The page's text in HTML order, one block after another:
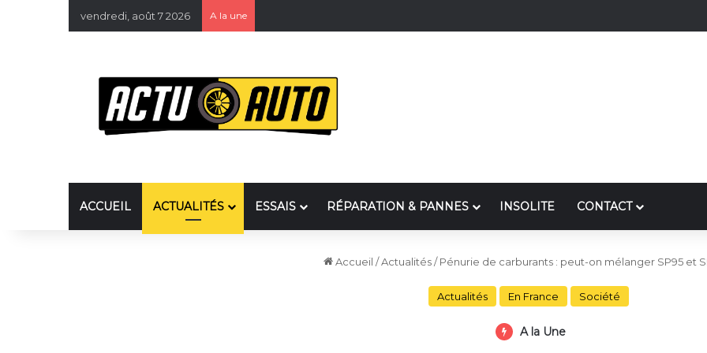
vendredi, août 7 2026 A la une
ACCUEIL ACTUALITÉS ESSAIS RÉPARATION & PANNES INSOLITE CONTACT
Accueil /Actualités/ Pénurie de carburants : peut-on mélanger SP95 et
Actualités En France Société
A la Une